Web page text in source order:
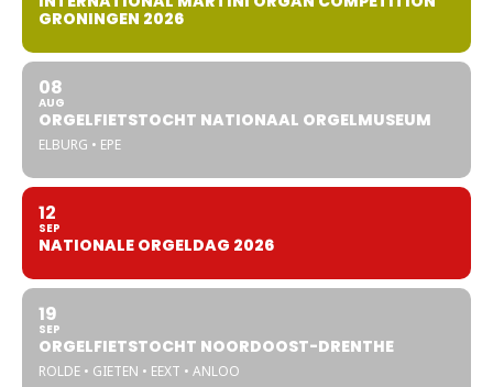
GRONINGEN 2026
08
AUG
ORGELFIETSTOCHT NATIONAAL ORGELMUSEUM
ELBURG • EPE
12
SEP
NATIONALE ORGELDAG 2026
19
SEP
ORGELFIETSTOCHT NOORDOOST-DRENTHE
ROLDE • GIETEN • EEXT • ANLOO